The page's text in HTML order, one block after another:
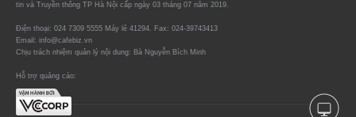
tin và Truyền thông TP Hà Nội cấp ngày 03 tháng 07 năm 2019.
Điện thoại: 024 7309 5555 Máy lẻ 41294. Fax: 024-39743413
Email: info@cafebiz.vn
Chịu trách nhiệm quản lý nội dung: Bà Nguyễn Bích Minh
Hỗ trợ quảng cáo: